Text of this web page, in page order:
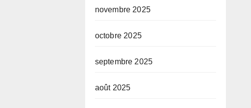
novembre 2025
octobre 2025
septembre 2025
août 2025